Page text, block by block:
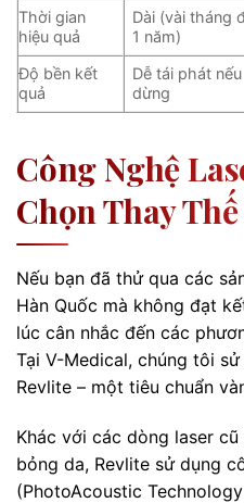
Thời gian
hiệu quả
Dài (vài tháng
1 năm)
Độ bền kết
quả
Dễ tái phát nếu
dừng
Công Nghệ
Chọn Thay
Nếu bạn đã thử qua các
Hàn Quốc mà không đạt
lúc cân nhắc đến các
Tại V-Medical, chúng tôi
Revlite – một tiêu chuẩn
Khác với các dòng laser
bỏng da, Revlite sử dụng
(PhotoAcoustic